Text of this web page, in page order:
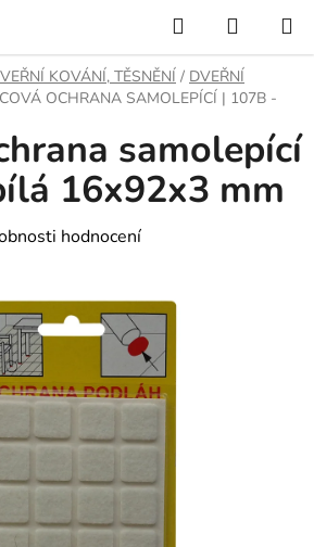
Hledat
KOŠÍK
KOVÁNÍ, TĚSNĚNÍ / DVEŘNÍ
OCHRANA SAMOLEPÍCÍ | 107B -
samolepící
16x92x3 mm
hodnocení